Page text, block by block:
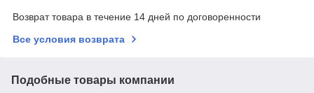
Возврат товара в течение 14 дней по договоренности
Все условия возврата
Подобные товары компании